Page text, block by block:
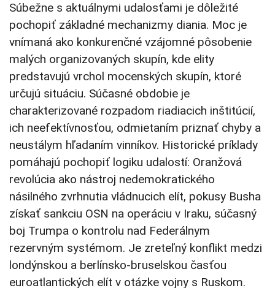
Súbežne s aktuálnymi udalosťami je dôležité
pochopiť základné mechanizmy diania. Moc je
vnímaná ako konkurenčné vzájomné pôsobenie
malých organizovaných skupín, kde elity
predstavujú vrchol mocenských skupín, ktoré
určujú situáciu. Súčasné obdobie je
charakterizované rozpadom riadiacich inštitúcií,
ich neefektívnosťou, odmietaním priznať chyby a
neustálym hľadaním vinníkov. Historické príklady
pomáhajú pochopiť logiku udalostí: Oranžová
revolúcia ako nástroj nedemokratického
násilného zvrhnutia vládnucich elít, pokusy Busha
získať sankciu OSN na operáciu v Iraku, súčasný
boj Trumpa o kontrolu nad Federálnym
rezervným systémom. Je zreteľný konflikt medzi
londýnskou a berlínsko-bruselskou časťou
euroatlantických elít v otázke vojny s Ruskom.